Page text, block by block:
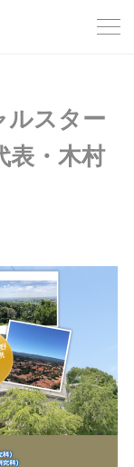
ルスター
表・木村